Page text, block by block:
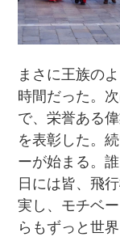
まさに王族の
時間だった。
で、栄誉ある
を表彰した。
ーが始まる。
日には皆、飛
実し、モチベ
らもずっと世